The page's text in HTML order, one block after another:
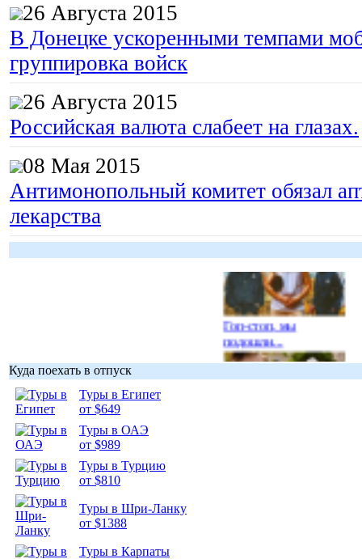
26 Августа 2015
В Донецке ускоренными темпами
группировка войск
26 Августа 2015
Российская валюта слабеет на глазах.
08 Мая 2015
Антимонопольный комитет обязал
лекарства
Гоп-стоп, мы
подошли...
Куда поехать в отпуск
Туры в Египет
от $649
Туры в ОАЭ
от $989
Туры в Турцию
от $810
Туры в Шри-Ланку
от $1388
Туры в Карпаты